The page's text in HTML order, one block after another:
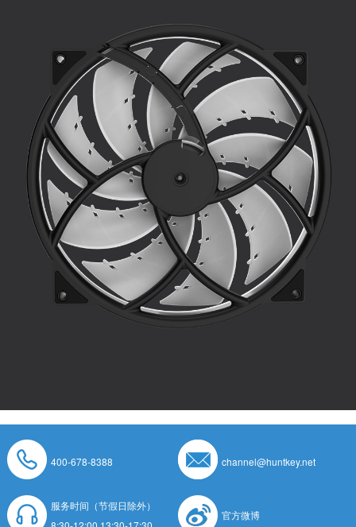
400-678-8388 channel@huntkey.net
服务时间（节假日除外）
官方微博